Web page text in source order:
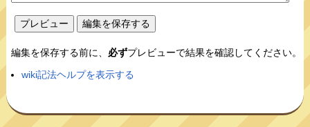
編集を保存する前に、 必ずプレビューで結果を確認してください。
wiki記法ヘルプを表示する